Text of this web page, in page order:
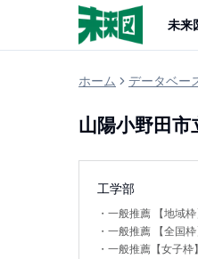
未来
ホーム データベー
山陽小野田市
工学部
・ 一般推薦 【地域枠
・ 一般推薦 【全国枠
・ 一般推薦【女子枠】